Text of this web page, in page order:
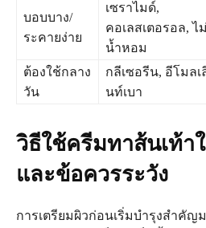
บอบบาง/
ระคายง่าย
เซราไมด์,
คอเลสเตอรอล, ไ
น้ำหอม
ต้องใช้กลาง
วัน
กลีเซอรีน, อีโมลเ
นท์เบา
วิธีใช้ครีมทาส้นเท้า
และข้อควรระวัง
การเตรียมผิวก่อนเริ่มบำรุงสำคัญ